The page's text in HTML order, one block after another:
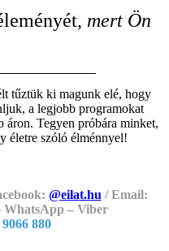
mert Ön
tűztük ki magunk elé, hogy
a legjobb programokat
áron. Tegyen próbára minket,
életre szóló élménnyel!
@eilat.hu / Email:
WhatsApp – Viber
880